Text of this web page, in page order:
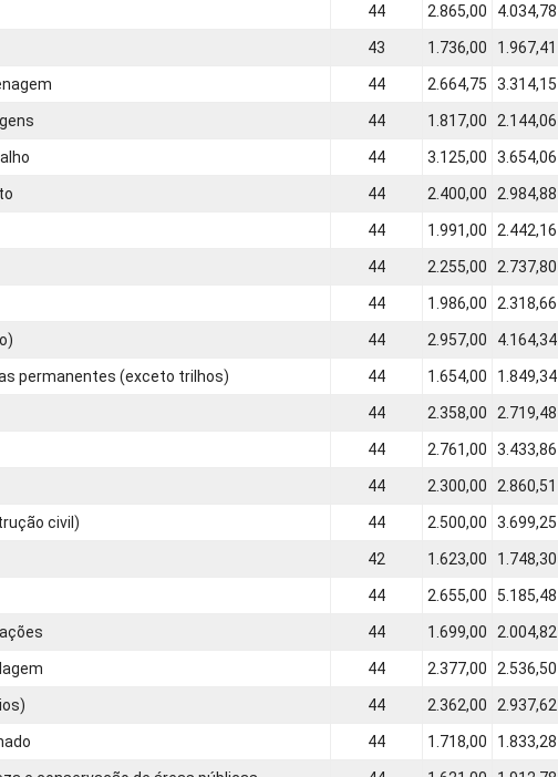
44 2.865,00 4.034,78
43 1.736,00 1.967,41
44 2.664,75 3.314,15
44 1.817,00 2.144,06
44 3.125,00 3.654,06
44 2.400,00 2.984,88
44 1.991,00 2.442,16
44 2.255,00 2.737,80
44 1.986,00 2.318,66
44 2.957,00 4.164,34
permanentes (exceto trilhos) 44 1.654,00 1.849,34
44 2.358,00 2.719,48
44 2.761,00 3.433,86
44 2.300,00 2.860,51
civil) 44 2.500,00 3.699,25
42 1.623,00 1.748,30
44 2.655,00 5.185,48
44 1.699,00 2.004,82
44 2.377,00 2.536,50
44 2.362,00 2.937,62
44 1.718,00 1.833,28